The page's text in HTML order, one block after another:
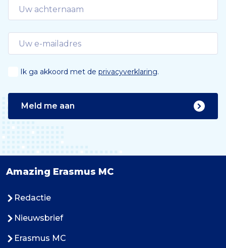
Ik ga akkoord met de privacyverklaring.
Meld me aan
Amazing Erasmus MC
Redactie
Nieuwsbrief
Erasmus MC